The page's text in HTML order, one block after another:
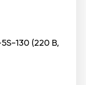
130 (220 В,